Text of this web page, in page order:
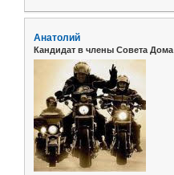
Анатолий
Кандидат в члены Совета Дома